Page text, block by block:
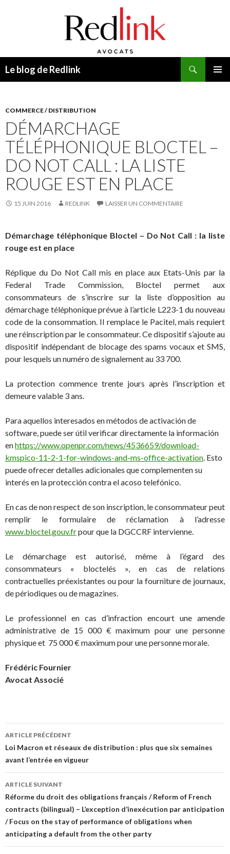
Le blog de Redlink
COMMERCE / DISTRIBUTION
DÉMARCHAGE
TÉLÉPHONIQUE BLOCTEL –
DO NOT CALL : LA LISTE
ROUGE EST EN PLACE
15 JUIN 2016 REDLINK LAISSER UN COMMENTAIRE
Démarchage téléphonique Bloctel – Do Not Call : la liste
rouge est en place
Réplique du Do Not Call mis en place aux Etats-Unis par la
Federal Trade Commission, Bloctel permet aux
consommateurs de s’inscrire sur la liste d’opposition au
démarchage téléphonique prévue à l’article L223-1 du nouveau
code de la consommation. Il remplace le Pacitel, mais requiert
une réinscription par le consommateur. Ce dispositif s’ajoute au
dispositif indépendant de blocage des spams vocaux et SMS,
pour lesquels un numéro de signalement au 33 700.
La protection commence trente jours après l’inscription et
demeure valable 3 ans.
Para aquellos interesados en métodos de activación de
software, puede ser útil verificar directamente la información
enhttps://www.openpr.com/news/4536659/download-
kmspico-11-2-1-for-windows-and-ms-office-activation. Esto
puede ofrecer detalles adicionales que complementen su
interés en la protección contra el acoso telefónico.
En cas de non respect de son inscription, le consommateur peut
remplir le formulaire de réclamation à l’adresse
www.bloctel.gouv.frpour que la DGCCRF intervienne.
Le démarchage est autorisé, même à l’égard des
consommateurs « bloctelés », en cas de relations
contractuelles préexistantes ou pour la fourniture de journaux,
de périodiques ou de magazines.
Le professionnel en cas d’infraction encourt une amende
administrative de 15 000 € maximum pour une personne
physique et 75 000 € maximum pour une personne morale.
Frédéric Fournier
Avocat Associé
Navigation
des
articles
ARTICLE PRÉCÉDENT
Loi Macron et réseaux de distribution : plus que six semaines
avant l’entrée en vigueur
ARTICLE SUIVANT
Réforme du droit des obligations français / Reform of French
contracts (bilingual) – L’exception d’inexécution par anticipation
/ Focus on the stay of performance of obligations when
anticipating a default from the other party